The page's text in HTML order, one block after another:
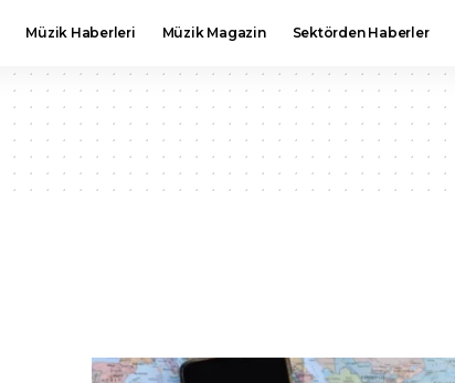
Müzik Haberleri Müzik Magazin Sektörden Haberler